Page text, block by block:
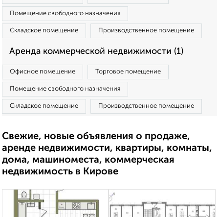
Помещение свободного назначения
Складское помещение Производственное помещение
Аренда коммерческой недвижимости (1)
Офисное помещение Торговое помещение
Помещение свободного назначения
Складское помещение Производственное помещение
Свежие, новые объявления о продаже,
аренде недвижимости, квартиры, комнаты,
дома, машиноместа, коммерческая
недвижимость в Кирове